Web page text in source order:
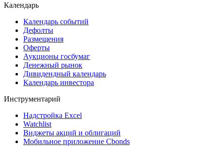
Календарь
Календарь событий
Дефолты
Размещения
Оферты
Аукционы госбумаг
Денежный рынок
Дивидендный календарь
Календарь инвестора
Инструментарий
Надстройка Excel
Watchlist
Виджеты акций и облигаций
Мобильное приложение Cbonds